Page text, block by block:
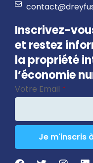
Inscrivez-
et restez
la propriété
l’économie
Votre Email *
Je m'inscris